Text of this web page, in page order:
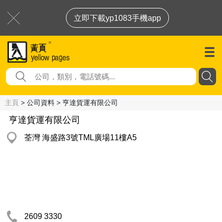
立即下載yp1083手機app
主頁 > 公司資料 > 亨達貨運有限公司
亨達貨運有限公司
荃灣 海盛路3號TML廣場11樓A5
2609 3330